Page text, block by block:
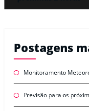
Postagens
Monitoramento
Previsão para os